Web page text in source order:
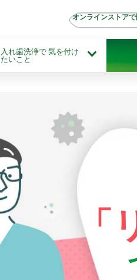
オンラインストア
入れ歯洗浄で 気を付け
たいこと
「